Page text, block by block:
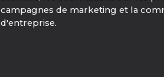
campagnes de marketing et la
d'entreprise.